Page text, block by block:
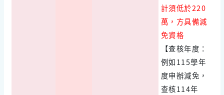
計須低於220
萬，方具備減
免資格
【查核年度：
例如115學年
度申辦減免，
查核114年